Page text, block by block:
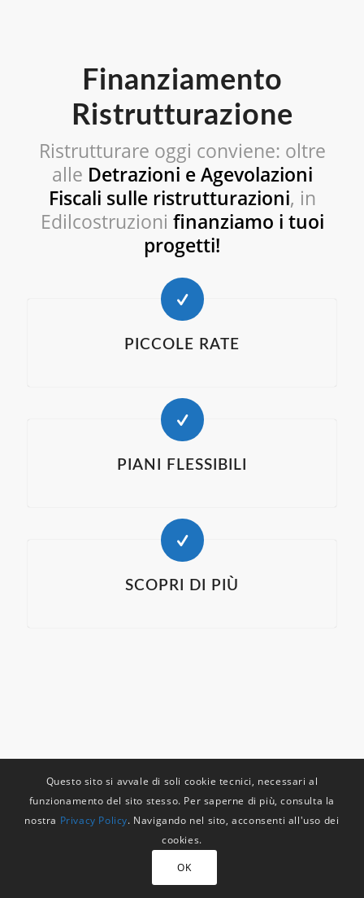
Finanziamento
Ristrutturazione
Ristrutturare oggi conviene: oltre
alle Detrazioni e Agevolazioni
Fiscali sulle ristrutturazioni, in
Edilcostruzioni finanziamo i tuoi
progetti!
PICCOLE RATE
PIANI FLESSIBILI
SCOPRI DI PIÙ
Questo sito si avvale di soli cookie tecnici, necessari al
funzionamento del sito stesso. Per saperne di più, consulta la
nostra Privacy Policy. Navigando nel sito, acconsenti all'uso dei
cookies.
OK